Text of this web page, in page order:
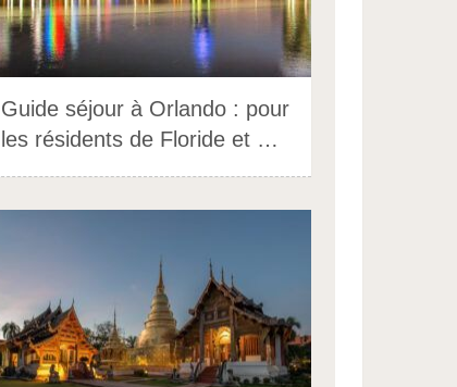
Guide séjour à Orlando : pour
les résidents de Floride et …